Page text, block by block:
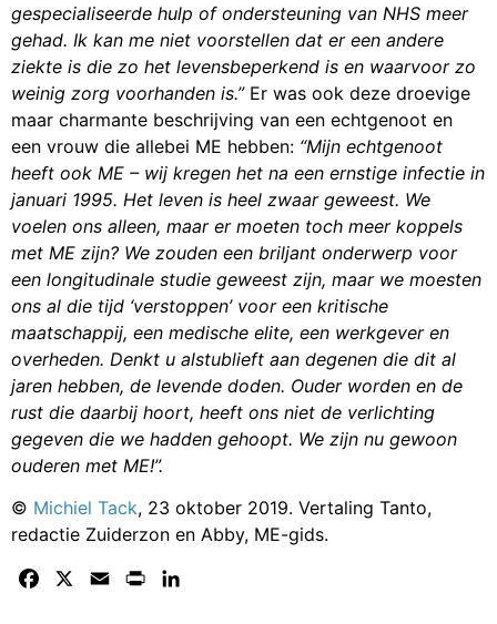
gespecialiseerde hulp of ondersteuning van NHS meer
gehad. Ik kan me niet voorstellen dat er een andere
ziekte is die zo het levensbeperkend is en waarvoor zo
weinig zorg voorhanden is.” Er was ook deze droevige
maar charmante beschrijving van een echtgenoot en
een vrouw die allebei ME hebben: “Mijn echtgenoot
heeft ook ME – wij kregen het na een ernstige infectie in
januari 1995. Het leven is heel zwaar geweest. We
voelen ons alleen, maar er moeten toch meer koppels
met ME zijn? We zouden een briljant onderwerp voor
een longitudinale studie geweest zijn, maar we moesten
ons al die tijd ‘verstoppen’ voor een kritische
maatschappij, een medische elite, een werkgever en
overheden. Denkt u alstublieft aan degenen die dit al
jaren hebben, de levende doden. Ouder worden en de
rust die daarbij hoort, heeft ons niet de verlichting
gegeven die we hadden gehoopt. We zijn nu gewoon
ouderen met ME!”.
© Michiel Tack, 23 oktober 2019. Vertaling Tanto,
redactie Zuiderzon en Abby, ME-gids.
Facebook Email Print